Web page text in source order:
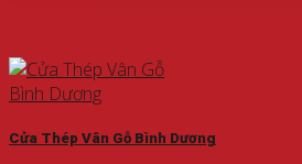
Cửa Thép Vân Gỗ Bình Dương